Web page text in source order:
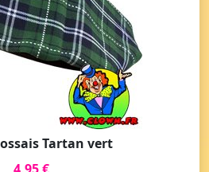
Tartan vert